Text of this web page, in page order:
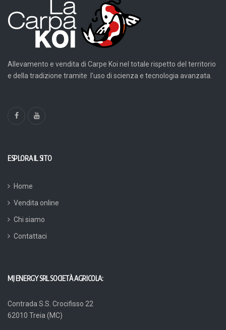
Allevamento e vendita di Carpe Koi nel totale rispetto del territorio
e della tradizione tramite l’uso di scienza e tecnologia avanzata.
ESPLORA IL SITO
Home
Vendita online
Chi siamo
Contattaci
MJ ENERGY SRL SOCIETÀ AGRICOLA:
Contrada S.S. Crocifisso 22
62010 Treia (MC)